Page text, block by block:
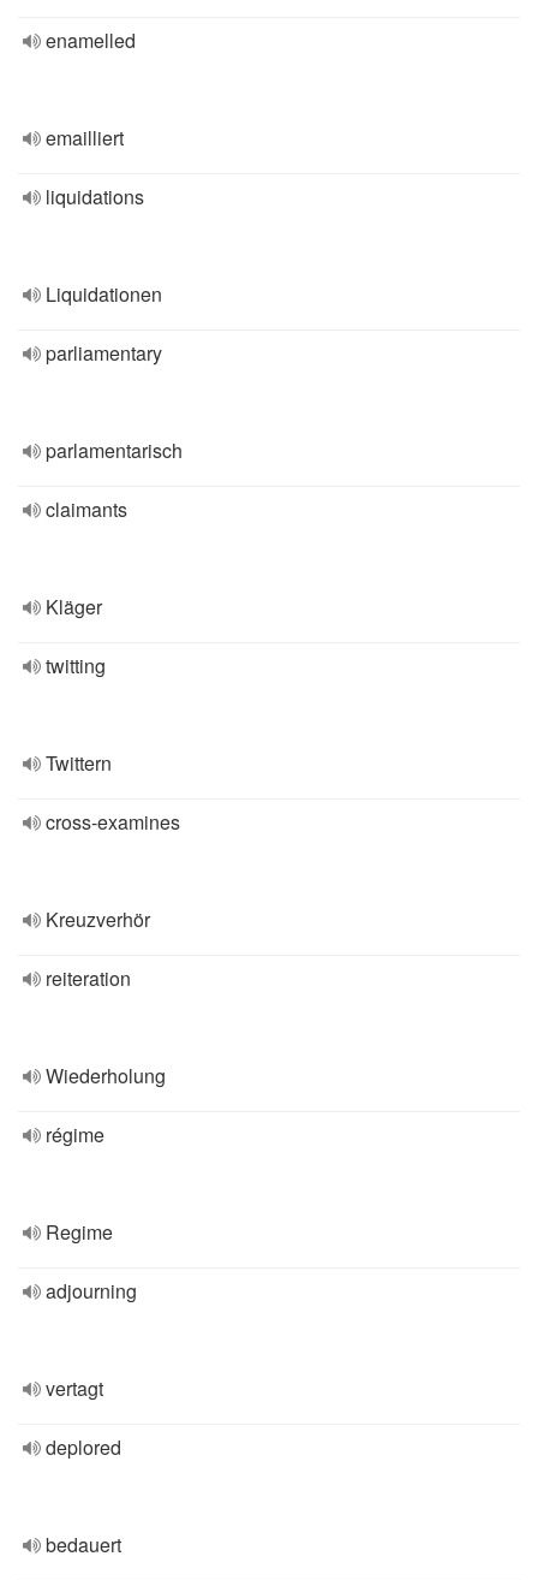
enamelled
emailliert
liquidations
Liquidationen
parliamentary
parlamentarisch
claimants
Kläger
twitting
Twittern
cross-examines
Kreuzverhör
reiteration
Wiederholung
régime
Regime
adjourning
vertagt
deplored
bedauert